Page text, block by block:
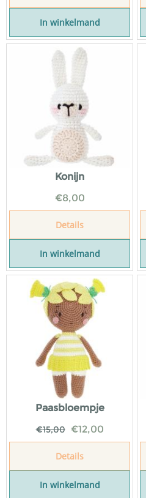
In winkelmand
Konijn
€8,00
Details
In winkelmand
Paasbloempje
€15,00 €12,00
Details
In winkelmand